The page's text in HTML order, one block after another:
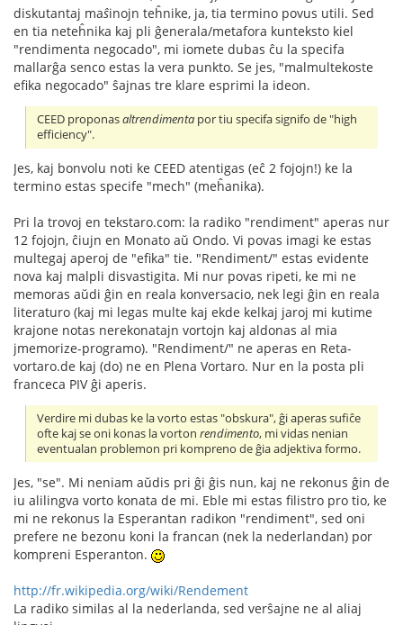
diskutantaj maŝinojn teĥnike, ja, tia termino povus utili. Sed
en tia neteĥnika kaj pli ĝenerala/metafora kunteksto kiel
"rendimenta negocado", mi iomete dubas ĉu la specifa
mallarĝa senco estas la vera punkto. Se jes, "malmultekoste
efika negocado" ŝajnas tre klare esprimi la ideon.
CEED proponasaltrendimenta por tiu specifa signifo de "high
efficiency".
Jes, kaj bonvolu noti ke CEED atentigas (eĉ 2 fojojn!) ke la
termino estas specife "mech" (meĥanika).
Pri la trovoj en tekstaro.com: la radiko "rendiment" aperas nur
12 fojojn, ĉiujn en Monato aŭ Ondo. Vi povas imagi ke estas
multegaj aperoj de "efika" tie. "Rendiment/" estas evidente
nova kaj malpli disvastigita. Mi nur povas ripeti, ke mi ne
memoras aŭdi ĝin en reala konversacio, nek legi ĝin en reala
literaturo (kaj mi legas multe kaj ekde kelkaj jaroj mi kutime
krajone notas nerekonatajn vortojn kaj aldonas al mia
jmemorize-programo). "Rendiment/" ne aperas en Reta-
vortaro.de kaj (do) ne en Plena Vortaro. Nur en la posta pli
franceca PIV ĝi aperis.
Verdire mi dubas ke la vorto estas "obskura", ĝi aperas sufiĉe
ofte kaj se oni konas la vortonrendimento, mi vidas nenian
eventualan problemon pri kompreno de ĝia adjektiva formo.
Jes, "se". Mi neniam aŭdis pri ĝi ĝis nun, kaj ne rekonus ĝin de
iu alilingva vorto konata de mi. Eble mi estas filistro pro tio, ke
mi ne rekonus la Esperantan radikon "rendiment", sed oni
prefere ne bezonu koni la francan (nek la nederlandan) por
kompreni Esperanton.
http://fr.wikipedia.org/wiki/Rendement
La radiko similas al la nederlanda, sed verŝajne ne al aliaj